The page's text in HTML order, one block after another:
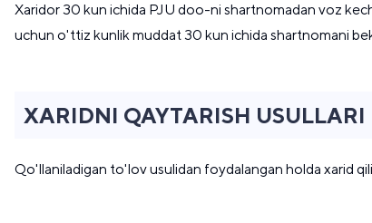
Xaridor 30 kun ichida PJU doo-ni shartnomadan voz
uchun o'ttiz kunlik muddat 30 kun ichida shartnomani
XARIDNI QAYTARISH USULLARI
Qo'llaniladigan to'lov usulidan foydalangan holda xarid